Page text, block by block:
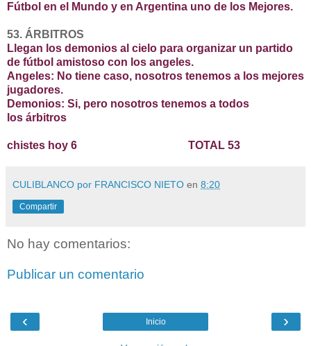
Fútbol en el Mundo y en Argentina uno de los Mejores.
53. ÁRBITROS
Llegan los demonios al cielo para organizar un partido
de fútbol amistoso con los angeles.
Angeles: No tiene caso, nosotros tenemos a los mejores
jugadores.
Demonios: Si, pero nosotros tenemos a todos
los árbitros
chistes hoy 6 TOTAL 53
CULIBLANCO por FRANCISCO NIETO en 8:20
Compartir
No hay comentarios:
Publicar un comentario
‹ ›
Inicio